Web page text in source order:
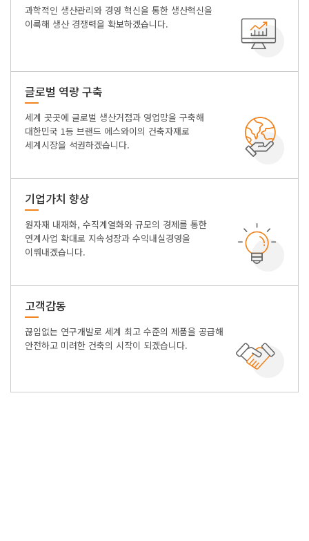
과학적인 생산관리와 경영 혁신을 통한 생산혁신을
이룩해 생산 경쟁력을 확보하겠습니다.
글로벌 역량 구축
세계 곳곳에 글로벌 생산거점과 영업망을 구축해
대한민국 1등 브랜드 에스와이의 건축자재로
세계시장을 석권하겠습니다.
기업가치 향상
원자재 내재화, 수직계열화와 규모의 경제를 통한
연계사업 확대로 지속성장과 수익내실경영을
이뤄내겠습니다.
고객감동
끊임없는 연구개발로 세계 최고 수준의 제품을 공급해
안전하고 미려한 건축의 시작이 되겠습니다.